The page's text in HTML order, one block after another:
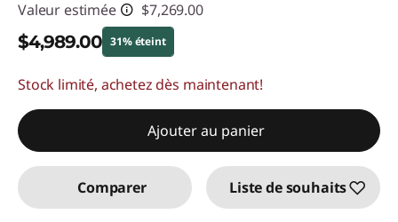
Valeur estimée $7,269.00
$4,989.00 31% éteint
Économies instantanées :-$2,280.00
Promo price: Max 5 units per order
Stock limité, achetez dès maintenant!
Ajouter au panier
Comparer Liste de souhaits